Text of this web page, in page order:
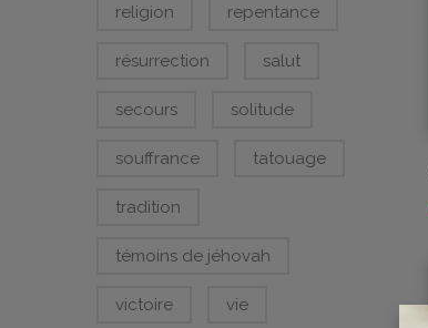
religion repentance
résurrection salut
secours solitude
souffrance tatouage
tradition
témoins de jéhovah
victoire vie